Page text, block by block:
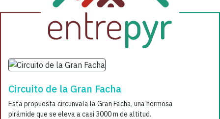
Circuito de la Gran Facha
Esta propuesta circunvala la Gran Facha, una hermosa
pirámide que se eleva a casi 3000 m de altitud.